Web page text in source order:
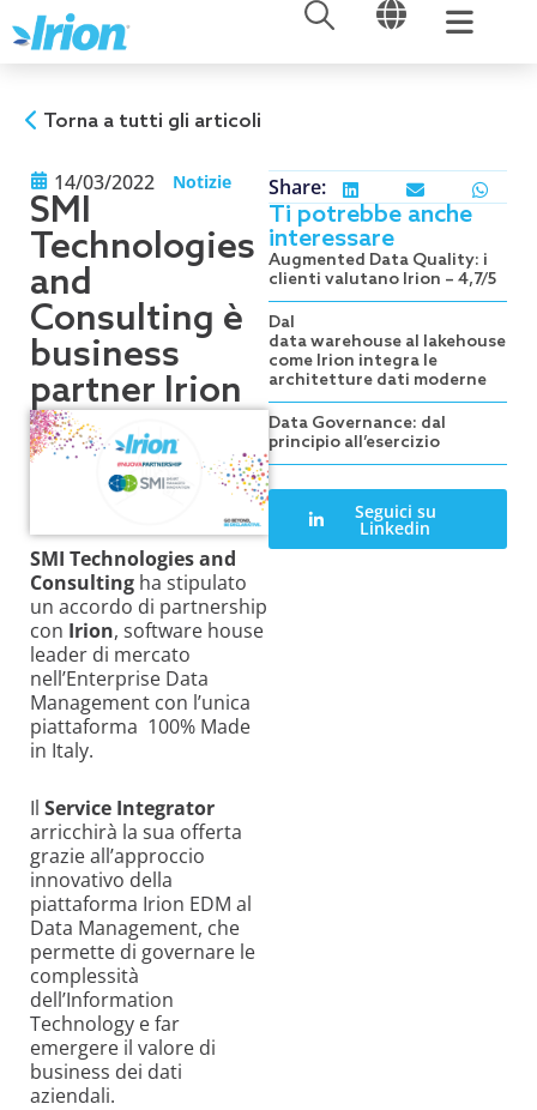
al
contenuto
APRI APRI
Torna a tutti gli articoli
14/03/2022 Notizie
SMI
Technologies
and
Consulting è
business
partner Irion
SMI Technologies and
Consulting ha stipulato
un accordo di partnership
con Irion, software house
leader di mercato
nell’Enterprise Data
Management con l’unica
piattaforma 100% Made
in Italy.
Il Service Integrator
arricchirà la sua offerta
grazie all’approccio
innovativo della
piattaforma Irion EDM al
Data Management, che
permette di governare le
complessità
dell’Information
Technology e far
emergere il valore di
business dei dati
aziendali.
Share:
Ti potrebbe anche
interessare
Augmented Data Quality: i
clienti valutano Irion – 4,7/5
Dal
data warehouse al lakehouse:
come Irion integra le
architetture dati moderne
Data Governance: dal
principio all’esercizio
Seguici su
Linkedin